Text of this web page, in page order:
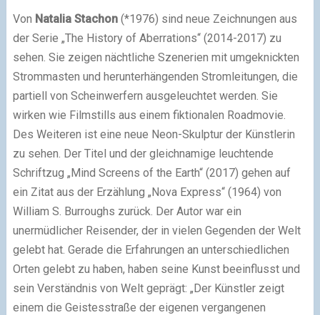
Von Natalia Stachon(*1976) sind neue Zeichnungen aus
der Serie „The History of Aberrations“ (2014-2017) zu
sehen. Sie zeigen nächtliche Szenerien mit umgeknickten
Strommasten und herunterhängenden Stromleitungen, die
partiell von Scheinwerfern ausgeleuchtet werden. Sie
wirken wie Filmstills aus einem fiktionalen Roadmovie.
Des Weiteren ist eine neue Neon-Skulptur der Künstlerin
zu sehen. Der Titel und der gleichnamige leuchtende
Schriftzug „Mind Screens of the Earth“ (2017) gehen auf
ein Zitat aus der Erzählung „Nova Express“ (1964) von
William S. Burroughs zurück. Der Autor war ein
unermüdlicher Reisender, der in vielen Gegenden der Welt
gelebt hat. Gerade die Erfahrungen an unterschiedlichen
Orten gelebt zu haben, haben seine Kunst beeinflusst und
sein Verständnis von Welt geprägt: „Der Künstler zeigt
einem die Geistesstraße der eigenen vergangenen